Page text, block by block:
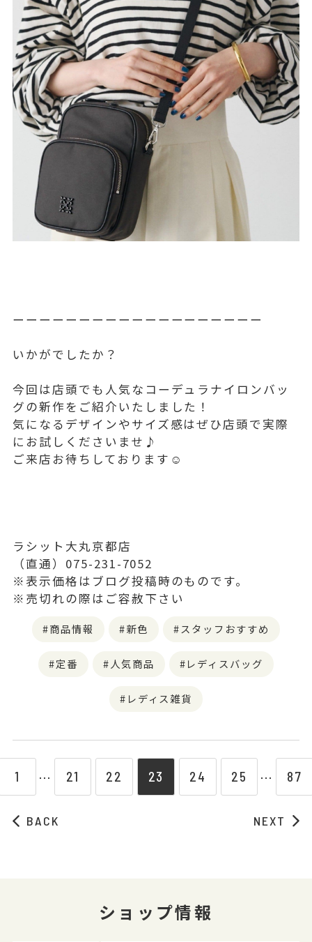
ーーーーーーーーーーーーーーーーーーー
いかがでしたか？
今回は店頭でも人気なコーデュラナイロンバッ
グの新作をご紹介いたしました！
気になるデザインやサイズ感はぜひ店頭で実際
にお試しくださいませ♪
ご来店お待ちしております☺︎
ラシット大丸京都店
（直通）075-231-7052
※表示価格はブログ投稿時のものです。
※売切れの際はご容赦下さい
商品情報 新色 スタッフおすすめ
定番 人気商品 レディスバッグ
レディス雑貨
BACK
1 ⋯ 21 22 23 24 25 ⋯ 87
NEXT
ショップ情報